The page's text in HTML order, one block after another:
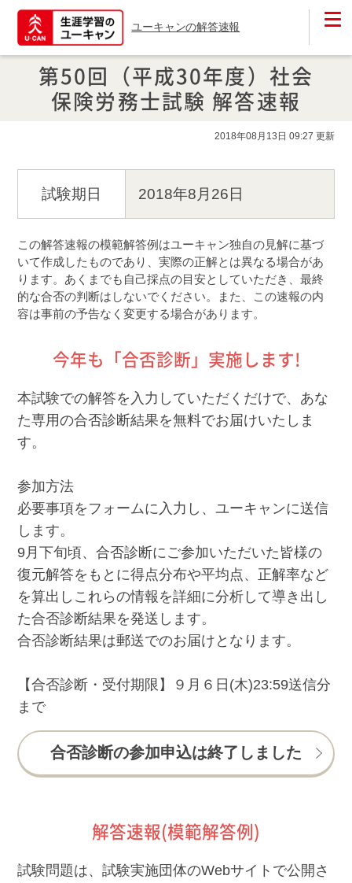
ユーキャンの解答速報
第50回（平成30年度）社会
保険労務士試験 解答速報
2018年08月13日 09:27 更新
試験期日 2018年8月26日
この解答速報の模範解答例はユーキャン独自の見解に基づ
いて作成したものであり、実際の正解とは異なる場合があ
ります。あくまでも自己採点の目安としていただき、最終
的な合否の判断はしないでください。また、この速報の内
容は事前の予告なく変更する場合があります。
今年も「合否診断」実施します!
本試験での解答を入力していただくだけで、あな
た専用の合否診断結果を無料でお届けいたしま
す。
参加方法
必要事項をフォームに入力し、ユーキャンに送信
します。
9月下旬頃、合否診断にご参加いただいた皆様の
復元解答をもとに得点分布や平均点、正解率など
を算出しこれらの情報を詳細に分析して導き出し
た合否診断結果を発送します。
合否診断結果は郵送でのお届けとなります。
【合否診断・受付期限】９月６日(木)23:59送信分
まで
合否診断の参加申込は終了しました
解答速報(模範解答例)
試験問題は、試験実施団体のWebサイトで公開さ